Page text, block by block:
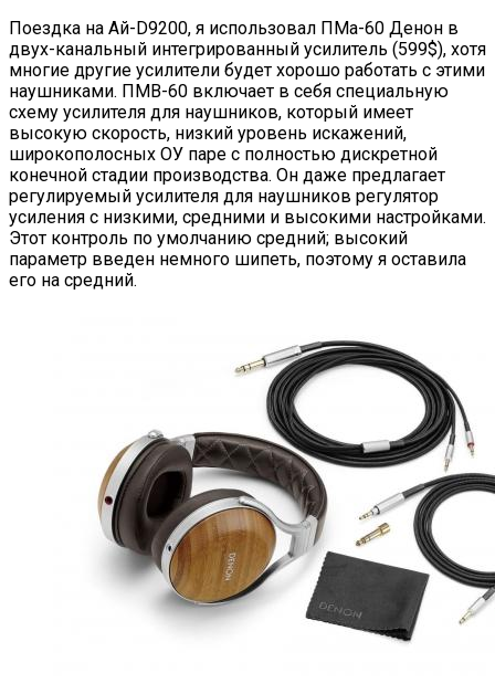
Поездка на Ай-D9200, я использовал ПМа-60 Денон в
двух-канальный интегрированный усилитель (599$), хотя
многие другие усилители будет хорошо работать с этими
наушниками. ПМВ-60 включает в себя специальную
схему усилителя для наушников, который имеет
высокую скорость, низкий уровень искажений,
широкополосных ОУ паре с полностью дискретной
конечной стадии производства. Он даже предлагает
регулируемый усилителя для наушников регулятор
усиления с низкими, средними и высокими настройками.
Этот контроль по умолчанию средний; высокий
параметр введен немного шипеть, поэтому я оставила
его на средний.